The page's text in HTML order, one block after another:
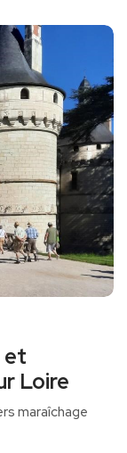
et
Loire
maraîchage